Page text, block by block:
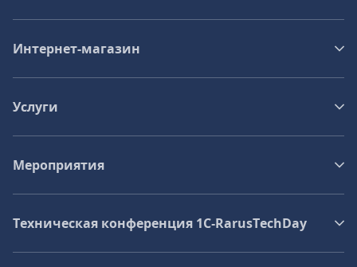
Интернет-магазин
Услуги
Мероприятия
Техническая конференция 1C‑RarusTechDay